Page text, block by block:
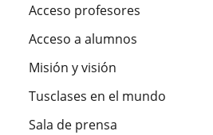
Acceso profesores
Acceso a alumnos
Misión y visión
Tusclases en el mundo
Sala de prensa